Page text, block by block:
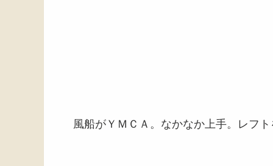
風船がＹＭＣＡ。なかなか上手。レフト